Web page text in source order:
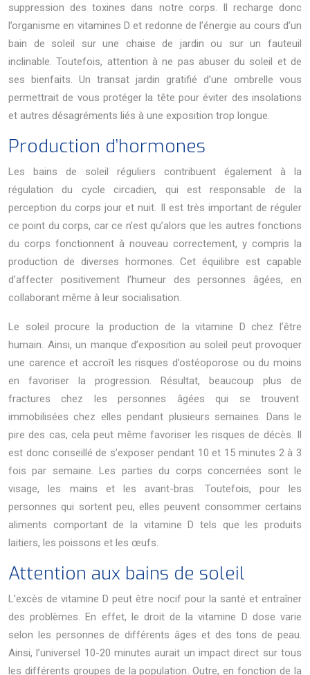
suppression des toxines dans notre corps. Il recharge donc
l’organisme en vitamines D et redonne de l’énergie au cours d’un
bain de soleil sur une chaise de jardin ou sur un fauteuil
inclinable. Toutefois, attention à ne pas abuser du soleil et de
ses bienfaits. Un transat jardin gratifié d’une ombrelle vous
permettrait de vous protéger la tête pour éviter des insolations
et autres désagréments liés à une exposition trop longue.
Production d’hormones
Les bains de soleil réguliers contribuent également à la
régulation du cycle circadien, qui est responsable de la
perception du corps jour et nuit. Il est très important de réguler
ce point du corps, car ce n’est qu’alors que les autres fonctions
du corps fonctionnent à nouveau correctement, y compris la
production de diverses hormones. Cet équilibre est capable
d’affecter positivement l’humeur des personnes âgées, en
collaborant même à leur socialisation.
Le soleil procure la production de la vitamine D chez l’être
humain. Ainsi, un manque d’exposition au soleil peut provoquer
une carence et accroît les risques d’ostéoporose ou du moins
en favoriser la progression. Résultat, beaucoup plus de
fractures chez les personnes âgées qui se trouvent
immobilisées chez elles pendant plusieurs semaines. Dans le
pire des cas, cela peut même favoriser les risques de décès. Il
est donc conseillé de s’exposer pendant 10 et 15 minutes 2 à 3
fois par semaine. Les parties du corps concernées sont le
visage, les mains et les avant-bras. Toutefois, pour les
personnes qui sortent peu, elles peuvent consommer certains
aliments comportant de la vitamine D tels que les produits
laitiers, les poissons et les œufs.
Attention aux bains de soleil
L’excès de vitamine D peut être nocif pour la santé et entraîner
des problèmes. En effet, le droit de la vitamine D dose varie
selon les personnes de différents âges et des tons de peau.
Ainsi, l’universel 10-20 minutes aurait un impact direct sur tous
les différents groupes de la population. Outre, en fonction de la